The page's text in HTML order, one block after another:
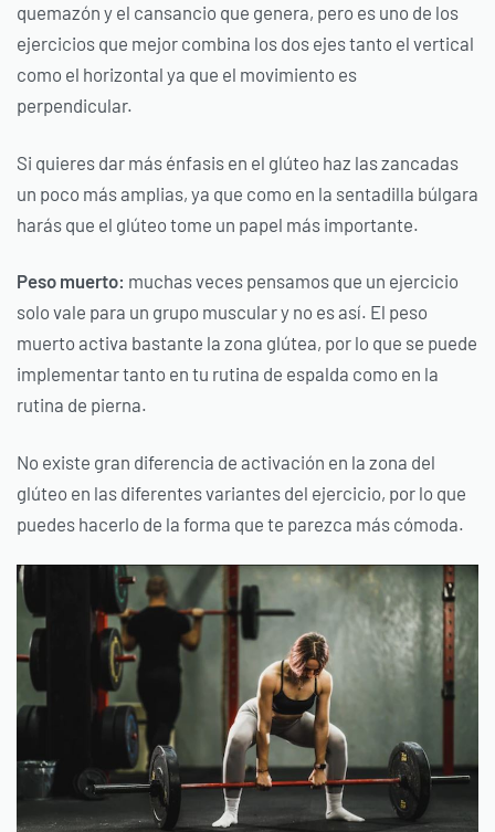
quemazón y el cansancio que genera, pero es uno de los
ejercicios que mejor combina los dos ejes tanto el vertical
como el horizontal ya que el movimiento es
perpendicular.
Si quieres dar más énfasis en el glúteo haz las zancadas
un poco más amplias, ya que como en la sentadilla búlgara
harás que el glúteo tome un papel más importante.
Peso muerto: muchas veces pensamos que un ejercicio
solo vale para un grupo muscular y no es así. El peso
muerto activa bastante la zona glútea, por lo que se puede
implementar tanto en tu rutina de espalda como en la
rutina de pierna.
No existe gran diferencia de activación en la zona del
glúteo en las diferentes variantes del ejercicio, por lo que
puedes hacerlo de la forma que te parezca más cómoda.